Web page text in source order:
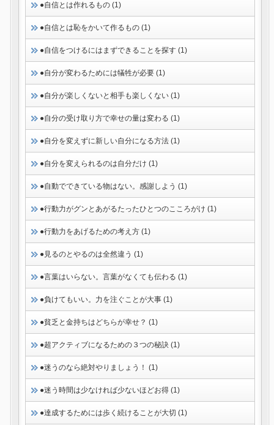
●自信とは作れるもの (1)
●自信とは恥をかいて作るもの (1)
●自信をつけるにはまずできることを探す (1)
●自分が変わるためには犠牲が必要 (1)
●自分が楽しくないと相手も楽しくない (1)
●自分の受け取り方で幸せの量は変わる (1)
●自分を変えずに新しい自分になる方法 (1)
●自分を変えられるのは自分だけ (1)
●自動でできている物はない。感謝しよう (1)
●行動力がグンとあがるたったひとつのこころがけ (1)
●行動力をあげるための考え方 (1)
●見るのとやるのは全然違う (1)
●言葉はいらない。言葉がなくても伝わる (1)
●負けてもいい。力を注ぐことが大事 (1)
●貧乏と金持ちはどちらが幸せ？ (1)
●超アクティブになるための３つの秘訣 (1)
●迷うのなら絶対やりましょう！ (1)
●迷う時間は少なければ少ないほどお得 (1)
●達成するためには歩く続けることが大切 (1)